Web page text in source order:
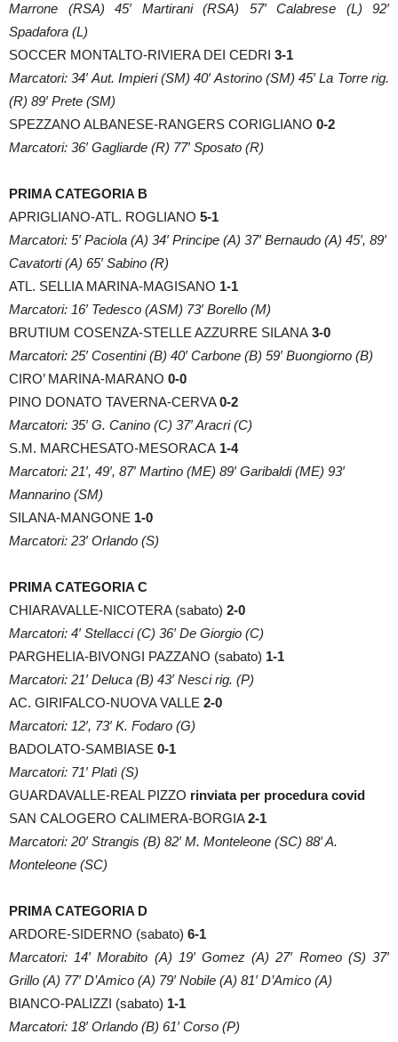
Marrone (RSA) 45′ Martirani (RSA) 57′ Calabrese (L) 92′
Spadafora (L)
SOCCER MONTALTO-RIVIERA DEI CEDRI 3-1
Marcatori: 34′ Aut. Impieri (SM) 40′ Astorino (SM) 45′ La Torre rig.
(R) 89′ Prete (SM)
SPEZZANO ALBANESE-RANGERS CORIGLIANO 0-2
Marcatori: 36′ Gagliarde (R) 77′ Sposato (R)
PRIMA CATEGORIA B
APRIGLIANO-ATL. ROGLIANO 5-1
Marcatori: 5′ Paciola (A) 34′ Principe (A) 37′ Bernaudo (A) 45′, 89′
Cavatorti (A) 65′ Sabino (R)
ATL. SELLIA MARINA-MAGISANO 1-1
Marcatori: 16′ Tedesco (ASM) 73′ Borello (M)
BRUTIUM COSENZA-STELLE AZZURRE SILANA 3-0
Marcatori: 25′ Cosentini (B) 40′ Carbone (B) 59′ Buongiorno (B)
CIRO’ MARINA-MARANO 0-0
PINO DONATO TAVERNA-CERVA0-2
Marcatori: 35′ G. Canino (C) 37′ Aracri (C)
S.M. MARCHESATO-MESORACA 1-4
Marcatori: 21′, 49′, 87′ Martino (ME) 89′ Garibaldi (ME) 93′
Mannarino (SM)
SILANA-MANGONE 1-0
Marcatori: 23′ Orlando (S)
PRIMA CATEGORIA C
CHIARAVALLE-NICOTERA (sabato) 2-0
Marcatori: 4′ Stellacci (C) 36′ De Giorgio (C)
PARGHELIA-BIVONGI PAZZANO (sabato) 1-1
Marcatori: 21′ Deluca (B) 43′ Nesci rig. (P)
AC. GIRIFALCO-NUOVA VALLE 2-0
Marcatori: 12′, 73′ K. Fodaro (G)
BADOLATO-SAMBIASE 0-1
Marcatori: 71′ Platì (S)
GUARDAVALLE-REAL PIZZO rinviata per procedura covid
SAN CALOGERO CALIMERA-BORGIA2-1
Marcatori: 20′ Strangis (B) 82′ M. Monteleone (SC) 88′ A.
Monteleone (SC)
PRIMA CATEGORIA D
ARDORE-SIDERNO (sabato) 6-1
Marcatori: 14′ Morabito (A) 19′ Gomez (A) 27′ Romeo (S) 37′
Grillo (A) 77′ D’Amico (A) 79′ Nobile (A) 81′ D’Amico (A)
BIANCO-PALIZZI (sabato) 1-1
Marcatori: 18′ Orlando (B) 61′ Corso (P)